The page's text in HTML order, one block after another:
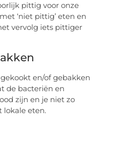
pittig voor onze
‘niet pittig’ eten en
vervolg iets pittiger
en/of gebakken
de bacteriën en
zijn en je niet zo
lokale eten.